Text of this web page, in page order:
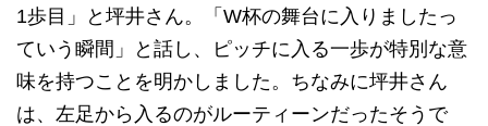
1歩目」と坪井さん。「W杯の舞台に入りましたっ
ていう瞬間」と話し、ピッチに入る一歩が特別な意
味を持つことを明かしました。ちなみに坪井さん
は、左足から入るのがルーティーンだったそうで